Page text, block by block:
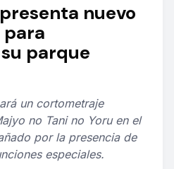
nuevo
parque
un cortometraje
no Tani no Yoru en el
por la presencia de
especiales.